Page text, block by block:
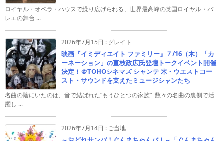
ロイヤル・オペラ・ハウスで繰り広げられる、世界最高峰の英国ロイヤル・バ
レエの舞台 ...
2026年7月15日 : グレイト
映画『イミディエイト ファミリー』７/16（木）「カ
ーネーション」の直枝政広氏登壇トークイベント開催
決定！＠TOHOシネマズ シャンテ 米・ウエストコー
スト・サウンドを支えたミュージシャンたち
名曲の陰にいたのは、音で結ばれた“もうひとつの家族” 数々の名曲の裏側で活
躍し ...
2026年7月14日 : ご当地